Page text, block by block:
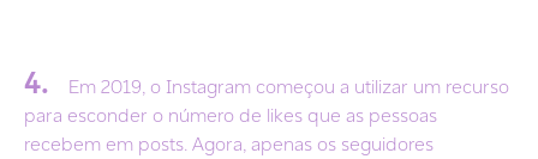
4.
Em 2019, o Instagram começou a utilizar um recurso
para esconder o número de likes que as pessoas
recebem em posts. Agora, apenas os seguidores